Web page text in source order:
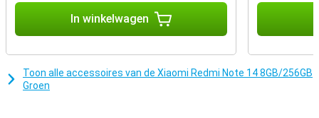
Atmos, of sluit je favoriete koptelefoon aan via de 3,5mm-
aansluiting. Door de vingerafdruksensor onder het scherm en
gezichtsherkenning is je toestel veilig en gemakkelijk te
gebruiken om contactloos te betalen.
In winkelwagen
Toon alle accessoires van de Xiaomi Redmi Note 14 8GB/256GB
Groen